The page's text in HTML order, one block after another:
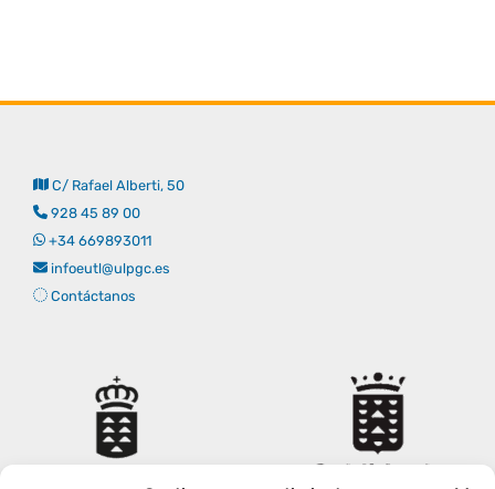
C/ Rafael Alberti, 50
928 45 89 00
+34 669893011
infoeutl@ulpgc.es
Contáctanos